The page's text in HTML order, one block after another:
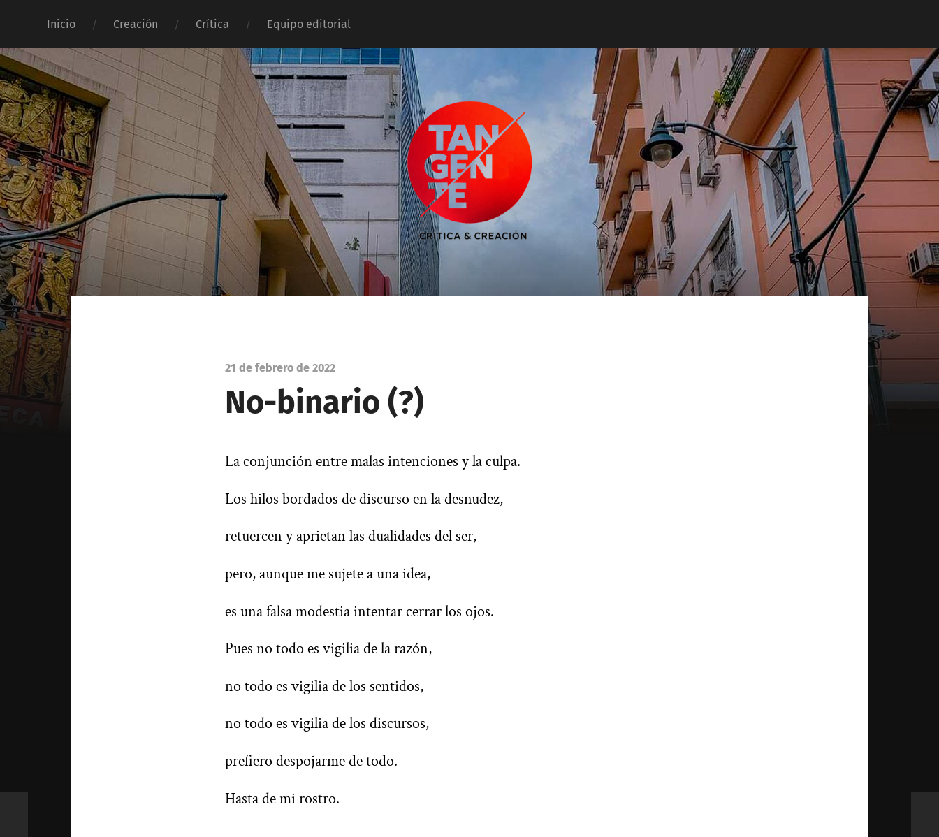
Inicio Creación Crítica Equipo editorial
Tangente
21 de febrero de 2022
No-binario (?)
La conjunción entre malas intenciones y la culpa.
Los hilos bordados de discurso en la desnudez,
retuercen y aprietan las dualidades del ser,
pero, aunque me sujete a una idea,
es una falsa modestia intentar cerrar los ojos.
Pues no todo es vigilia de la razón,
no todo es vigilia de los sentidos,
no todo es vigilia de los discursos,
prefiero despojarme de todo.
Hasta de mi rostro.